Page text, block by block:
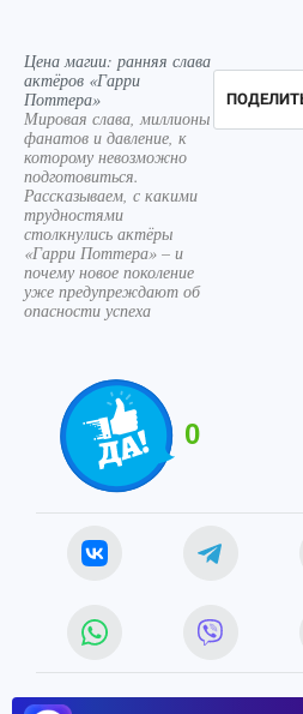
Цена магии: ранняя слава
актёров «Гарри
Поттера»
Мировая слава, миллионы
фанатов и давление, к
которому невозможно
подготовиться.
Рассказываем, с какими
трудностями
столкнулись актёры
«Гарри Поттера» – и
почему новое поколение
уже предупреждают об
опасности успеха
0